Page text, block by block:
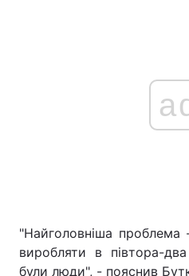
"Найголовніша
виробляти в півтора-
були люди", - пояснив